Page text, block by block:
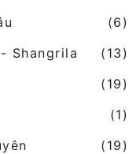
(6)
Shangrila
(13)
(19)
(1)
(19)